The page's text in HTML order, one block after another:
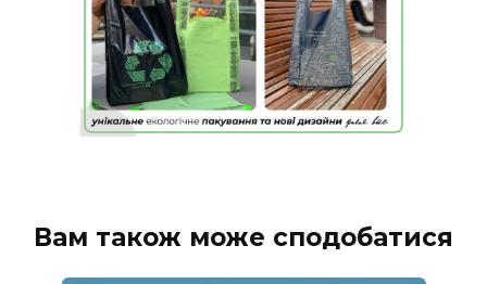
Вам також може сподобатися